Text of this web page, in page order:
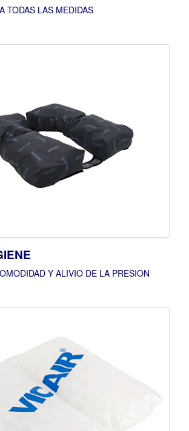
TODAS LAS MEDIDAS
Y ALIVIO DE LA PRESION